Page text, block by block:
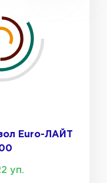
Euro-ЛАЙТ
уп.